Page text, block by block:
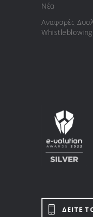
Νέα
Αναφορές
Whistleblowing
ΔΕΙΤΕ